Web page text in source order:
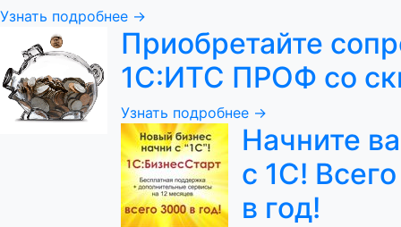
Узнать подробнее →
Приобретайте
1С:ИТС ПРОФ со
Узнать подробнее →
Начните
с 1С!
в год!